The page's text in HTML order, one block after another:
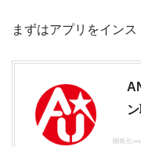
まずはアプリをインス
開発元: